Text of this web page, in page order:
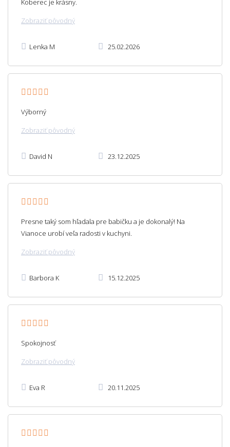
Zobraziť pôvodný
Lenka M 25.02.2026
Výborný
Zobraziť pôvodný
David N 23.12.2025
Presne taký som hľadala pre babičku a je dokonalý! Na
Vianoce urobí veľa radosti v kuchyni.
Zobraziť pôvodný
Barbora K 15.12.2025
Spokojnosť
Zobraziť pôvodný
Eva R 20.11.2025